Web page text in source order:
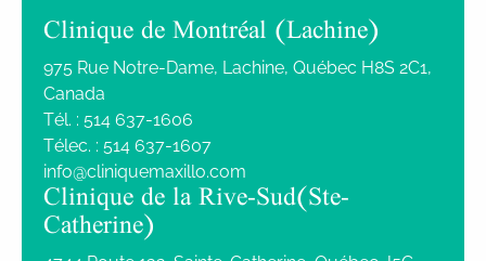
Clinique de Montréal (Lachine)
975 Rue Notre-Dame, Lachine, Québec H8S 2C1,
Canada
Tél. : 514 637-1606
Télec. : 514 637-1607
info@cliniquemaxillo.com
Clinique de la Rive-Sud (Ste-
Catherine)